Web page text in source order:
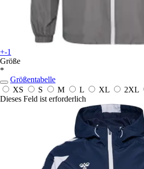
+-1
Größe
*
Größentabelle
XS
S M L XL 2XL
Dieses Feld ist erforderlich